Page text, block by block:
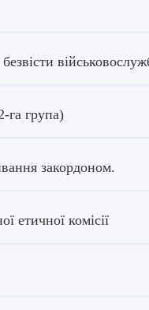
га група)
закордоном.
етичної комісії